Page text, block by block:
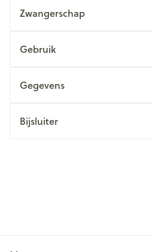
Zwangerschap
Gebruik
Gegevens
Bijsluiter